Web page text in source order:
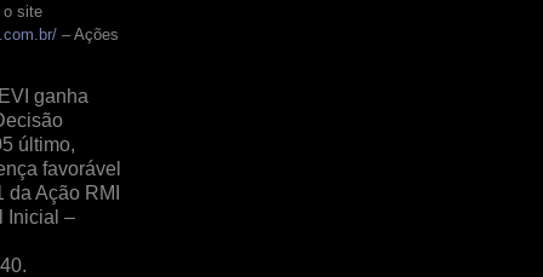
o site
– Ações
ganha
último,
favorável
da Ação RMI
Inicial –